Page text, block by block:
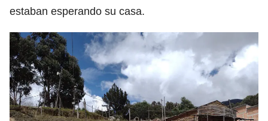
estaban esperando su casa.